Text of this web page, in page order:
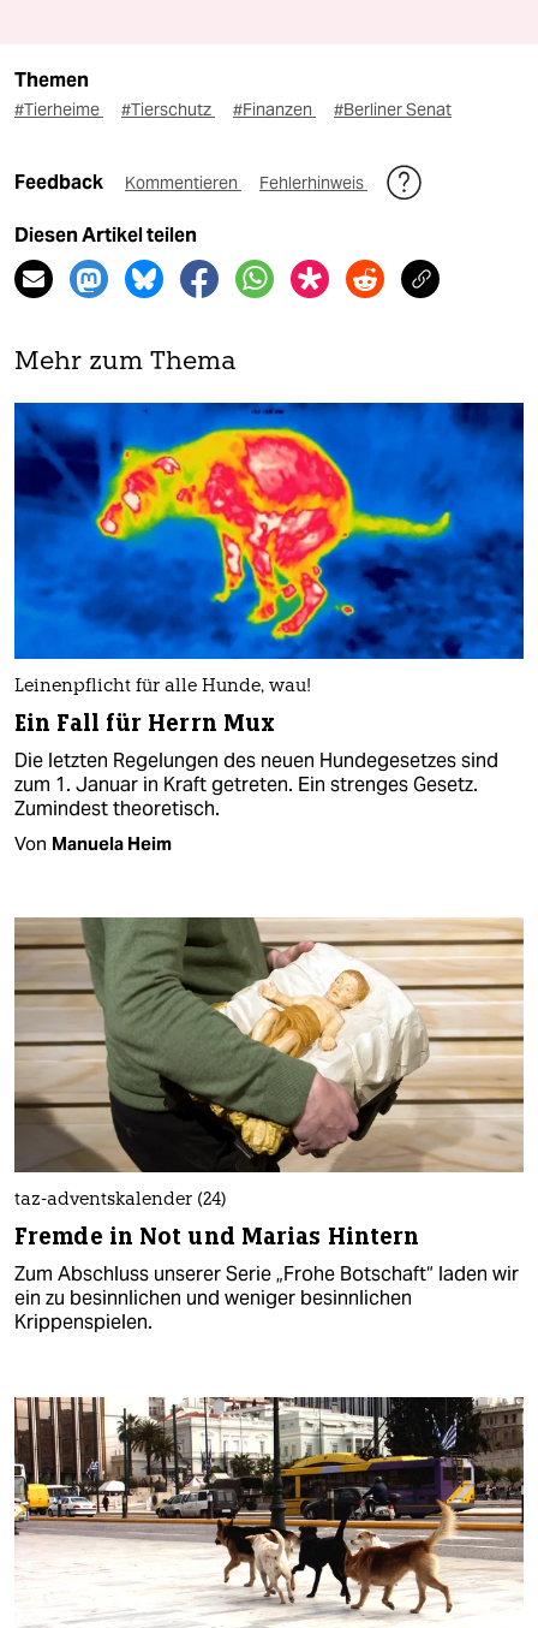
Themen
#Tierheime #Tierschutz #Finanzen #Berliner Senat
Feedback Kommentieren Fehlerhinweis
Diesen Artikel teilen
Mehr zum Thema
Leinenpflicht für alle Hunde, wau!
Ein Fall für Herrn Mux
Die letzten Rege­lungen des neuen Hundegesetzes sind
zum 1. Januar in Kraft getreten. Ein strenges Gesetz.
Zumindest theoretisch.
Von Manuela Heim
taz-adventskalender (24)
Fremde in Not und Marias Hintern
Zum Abschluss unserer Serie „Frohe Botschaft“ laden wir
ein zu besinnlichen und weniger besinnlichen
Krippenspielen.